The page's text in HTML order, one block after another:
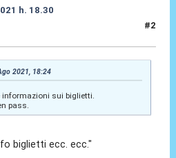
h. 18.30
#2
2021, 18:24
informazioni sui biglietti.
pass.
biglietti ecc. ecc."